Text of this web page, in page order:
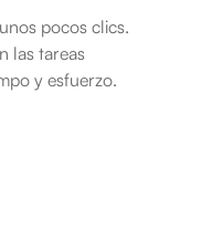
pocos clics.
las tareas
y esfuerzo.